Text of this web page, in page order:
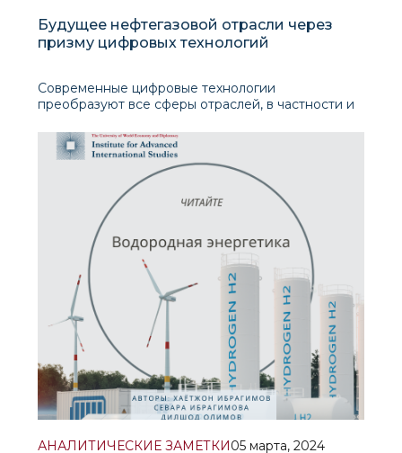
Будущее нефтегазовой отрасли через
призму цифровых технологий
Современные цифровые технологии
преобразуют все сферы отраслей, в частности и
бесчисленные преимущества цифровой
трансформации, важно, чтобы ком
АНАЛИТИЧЕСКИЕ ЗАМЕТКИ05 марта, 2024